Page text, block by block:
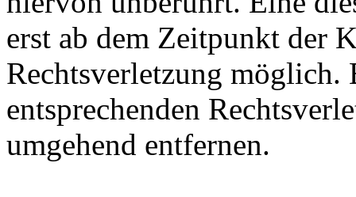
erst ab dem Zeitpunkt der
Rechtsverletzung möglich.
entsprechenden
umgehend entfernen.